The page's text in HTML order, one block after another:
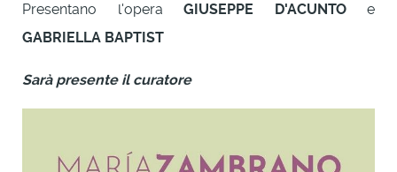
Presentano l'opera GIUSEPPE D'ACUNTOe
GABRIELLA BAPTIST
Sarà presente il curatore